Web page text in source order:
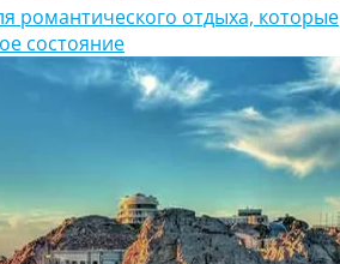
романтического отдыха, которые
состояние